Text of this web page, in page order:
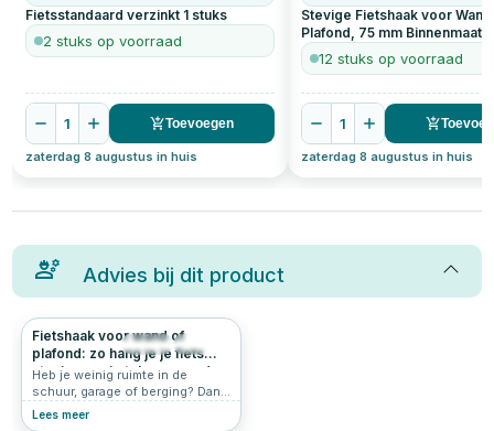
Fietsstandaard verzinkt 1 stuks
2 stuks op voorraad
1 Toevoegen
zaterdag 8 augustus in huis
Stevige Fietshaak voor
Plafond, 75 mm Binnenmaat
12 stuks op voorraad
1
zaterdag 8 augustus in huis
Advies bij dit product
512
Fietshaak voor wand of
plafond: zo hang je je fiets
stevig en ruimtebesparend
op
Heb je weinig ruimte in de
schuur, garage of berging? Dan
is een fietshaak de perfecte
Lees meer